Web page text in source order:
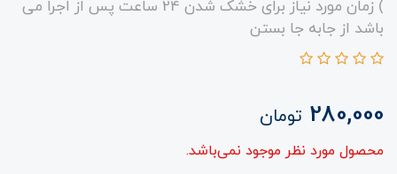
) زمان مورد نیاز برای خشک شدن 24 ساعت پس از اجرا می
باشد از جابه جا بستن
280,000 تومان
محصول مورد نظر موجود نمی‌باشد.